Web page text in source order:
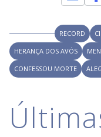
RECORD
HERANÇA DOS AVÓS
CONFESSOU MORTE